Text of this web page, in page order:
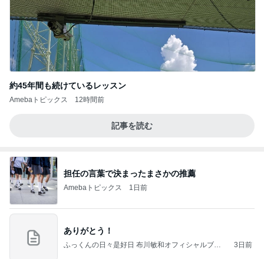
約45年間も続けているレッスン
Amebaトピックス 12時間前
記事を読む
担任の言葉で決まったまさかの推薦
Amebaトピックス 1日前
ありがとう！
ふっくんの日々是好日 布川敏和オフィシャルブロ
3日前